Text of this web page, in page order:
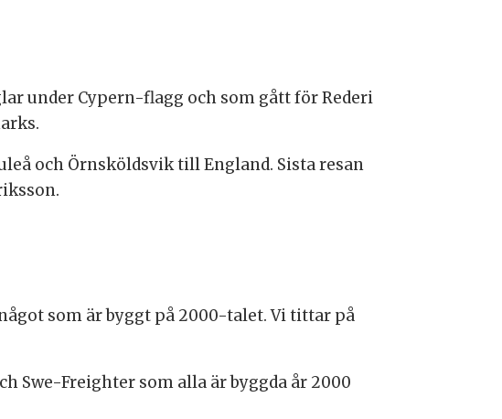
under Cypern-flagg och som gått för Rederi
och Örnsköldsvik till England. Sista resan
som är byggt på 2000-talet. Vi tittar på
Swe-Freighter som alla är byggda år 2000